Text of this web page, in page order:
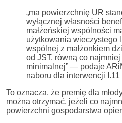
„ma powierzchnię UR
wyłącznej własności
małżeńskiej wspólności
użytkowania wieczystego
wspólnej z małżonkiem
od JST, równą co
minimalnej” — podaje
naboru dla interwencji
To oznacza, że premię dla
można otrzymać, jeżeli co
powierzchni gospodarstwa